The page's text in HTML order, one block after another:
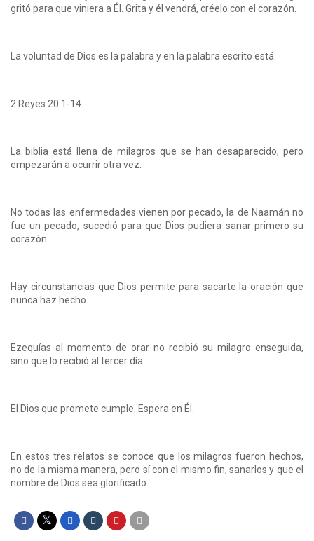
gritó para que viniera a Él. Grita y él vendrá, créelo con el corazón.
La voluntad de Dios es la palabra y en la palabra escrito está.
2 Reyes 20:1-14
La biblia está llena de milagros que se han desaparecido, pero
empezarán a ocurrir otra vez.
No todas las enfermedades vienen por pecado, la de Naamán no
fue un pecado, sucedió para que Dios pudiera sanar primero su
corazón.
Hay circunstancias que Dios permite para sacarte la oración que
nunca haz hecho.
Ezequías al momento de orar no recibió su milagro enseguida,
sino que lo recibió al tercer día.
El Dios que promete cumple. Espera en Él.
En estos tres relatos se conoce que los milagros fueron hechos,
no de la misma manera, pero sí con el mismo fin, sanarlos y que el
nombre de Dios sea glorificado.